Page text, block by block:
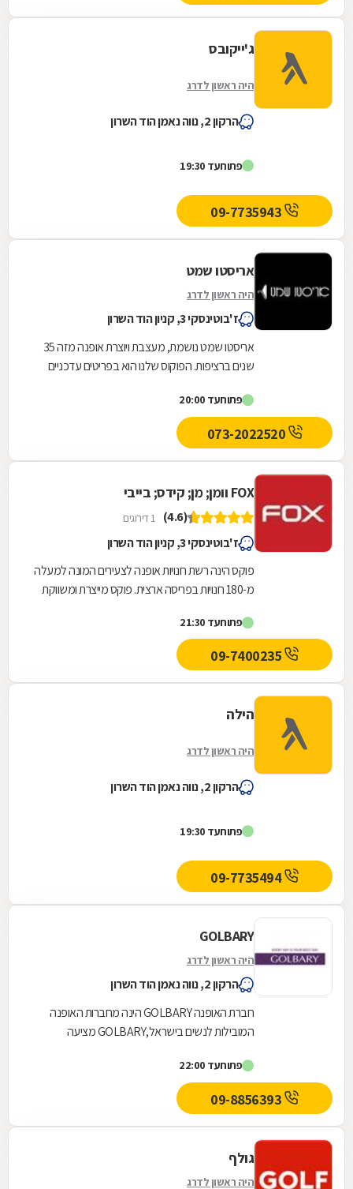
ג'ייקובס
היה ראשון לדרג
הרקון 2, נווה נאמן הוד השרון
פתוחעד 19:30
אריסטו שמט
היה ראשון לדרג
ז'בוטינסקי 3, קניון הוד השרון
אריסטו שמט נושמת, מעצבת ויוצרת אופנה מזה 35
שנים ברציפות. הפוקוס שלנו הוא בפריטים עדכניים
שלנו...
פתוחעד 20:00
FOX וומן; מן; קידס; בייבי
(4.6) 1 דירוגים
ז'בוטינסקי 3, קניון הוד השרון
פוקס הינה רשת חנויות אופנה לצעירים המונה למעלה
מ-180 חנויות בפריסה ארצית. פוקס מייצרת ומשווקת
פתוחעד 21:30
הילה
היה ראשון לדרג
הרקון 2, נווה נאמן הוד השרון
פתוחעד 19:30
09-7735494
GOLBARY
היה ראשון לדרג
הרקון 2, נווה נאמן הוד השרון
חברת האופנה GOLBARY הינה מחברות האופנה
המובילות לנשים בישראל,GOLBARY מציעה
וייחודיים המיוצרים...
פתוחעד 22:00
גולף
היה ראשון לדרג